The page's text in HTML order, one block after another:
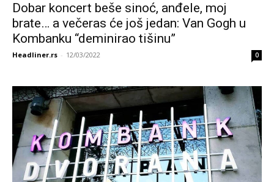
Dobar koncert beše sinoć, anđele, moj
brate… a večeras će još jedan: Van Gogh u
Kombanku “deminirao tišinu”
Headliner.rs - 12/03/2022 0